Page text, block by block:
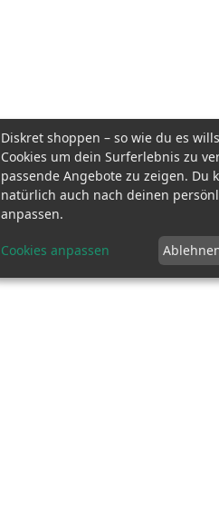
Diskret shoppen – so wie du es
Cookies um dein Surferlebnis zu
passende Angebote zu zeigen. Du
natürlich auch nach deinen
anpassen.
Cookies anpassen